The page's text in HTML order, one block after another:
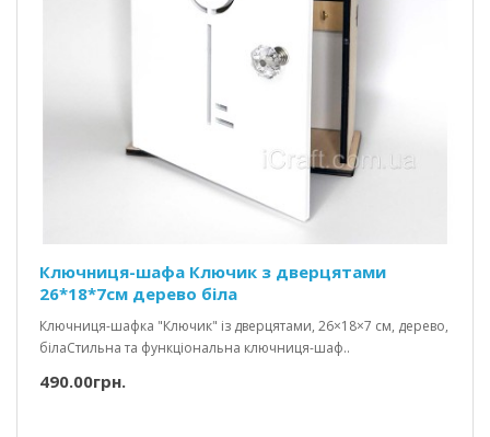
Ключниця-шафа Ключик з дверцятами
26*18*7см дерево біла
Ключниця-шафка "Ключик" із дверцятами, 26×18×7 см, дерево,
білаСтильна та функціональна ключниця-шаф..
490.00грн.